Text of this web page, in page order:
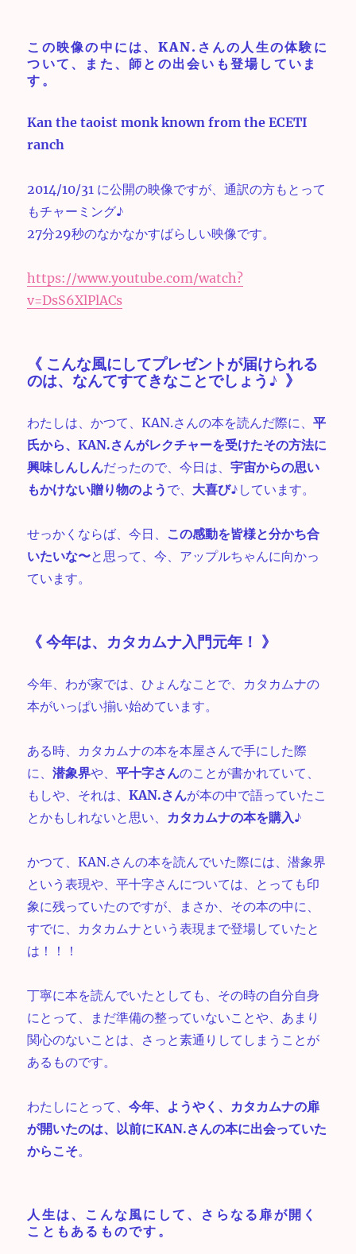
この映像の中には、KAN.さんの人生の体験に
ついて、また、師との出会いも登場していま
す。
Kan the taoist monk known from the ECETI
ranch
2014/10/31 に公開の映像ですが、通訳の方もとって
もチャーミング♪
27分29秒のなかなかすばらしい映像です。
https://www.youtube.com/watch?
v=DsS6XlPlACs
《 こんな風にしてプレゼントが届けられる
のは、なんてすてきなことでしょう♪ 》
わたしは、かつて、KAN.さんの本を読んだ際に、平
氏から、KAN.さんがレクチャーを受けたその方法に
興味しんしんだったので、今日は、宇宙からの思い
もかけない贈り物のよう で、 大喜び♪ しています。
せっかくならば、今日、 この感動を皆様と分かち合
いたいな〜と思って、今、アップルちゃんに向かっ
ています。
《 今年は、カタカムナ入門元年！ 》
今年、わが家では、ひょんなことで、カタカムナの
本がいっぱい揃い始めています。
ある時、カタカムナの本を本屋さんで手にした際
に、潜象界や、平十字さんのことが書かれていて、
もしや、それは、KAN.さんが本の中で語っていたこ
とかもしれないと思い、 カタカムナの本を購入♪
かつて、KAN.さんの本を読んでいた際には、潜象界
という表現や、平十字さんについては、とっても印
象に残っていたのですが、まさか、その本の中に、
すでに、カタカムナという表現まで登場していたと
は！！！
丁寧に本を読んでいたとしても、その時の自分自身
にとって、まだ準備の整っていないことや、あまり
関心のないことは、さっと素通りしてしまうことが
あるものです。
わたしにとって、今年、ようやく、カタカムナの扉
が開いたのは、以前にKAN.さんの本に出会っていた
からこそ。
人生は、こんな風にして、さらなる扉が開く
こともあるものです。